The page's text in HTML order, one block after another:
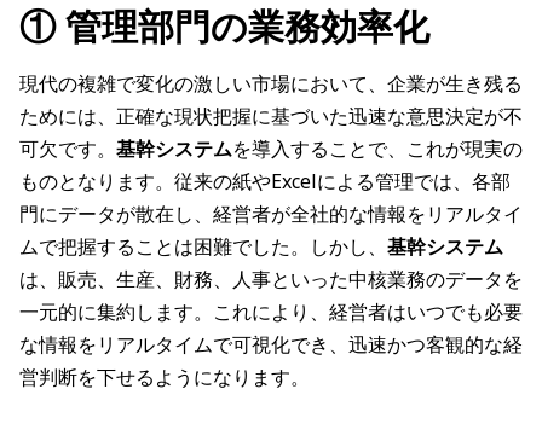
① 管理部門の業務効率化
現代の複雑で変化の激しい市場において、企業が生き残る
ためには、正確な現状把握に基づいた迅速な意思決定が不
可欠です。 基幹システムを導入することで、これが現実の
ものとなります。従来の紙やExcelによる管理では、各部
門にデータが散在し、経営者が全社的な情報をリアルタイ
ムで把握することは困難でした。しかし、 基幹システム
は、販売、生産、財務、人事といった中核業務のデータを
一元的に集約します。これにより、経営者はいつでも必要
な情報をリアルタイムで可視化でき、迅速かつ客観的な経
営判断を下せるようになります。